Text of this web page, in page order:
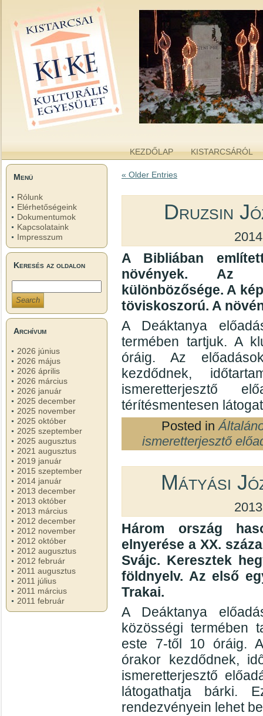
KEZDŐLAP KISTARCSÁRÓL
Menü
Rólunk
Elérhetőségeink
Dokumentumok
Kapcsolataink
Impresszum
Keresés az oldalon
Archívum
2026 június
2026 május
2026 április
2026 március
2026 január
2025 december
2025 november
2025 október
2025 szeptember
2025 augusztus
2021 augusztus
2019 január
2015 szeptember
2014 január
2013 december
2013 október
2013 március
2012 december
2012 november
2012 október
2012 augusztus
2012 február
2011 augusztus
2011 július
2011 március
2011 február
« Older Entries
Druzsin
A Bibliában
növények. Az
különbözősége. A
töviskoszorú. A
A Deáktanya
termében tartjuk. A
óráig. Az
kezdődnek,
ismeretterjesztő
térítésmentesen
Posted in
ismeretterjesztő
Mátyási
Három ország
elnyerése a XX.
Svájc. Keresztek
földnyelv. Az első
Trakai.
A Deáktanya
közösségi termében
este 7-től 10 óráig.
órakor kezdődnek,
ismeretterjesztő
látogathatja bárki.
rendezvényein lehet